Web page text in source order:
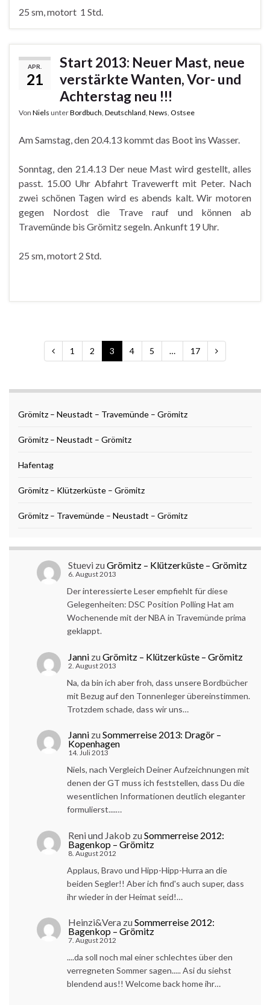
25 sm, motort 1 Std.
APR.
21
Start 2013: Neuer Mast, neue
verstärkte Wanten, Vor- und
Achterstag neu !!!
Von Niels unterBordbuch Deutschland News Ostsee
Am Samstag, den 20.4.13 kommt das Boot ins Wasser.
Sonntag, den 21.4.13 Der neue Mast wird gestellt, alles
passt. 15.00 Uhr Abfahrt Travewerft mit Peter. Nach
zwei schönen Tagen wird es abends kalt. Wir motoren
gegen Nordost die Trave rauf und können ab
Travemünde bis Grömitz segeln. Ankunft 19 Uhr.
25 sm, motort 2 Std.
1 2 3 4 5 … 17
Grömitz – Neustadt – Travemünde – Grömitz
Grömitz – Neustadt – Grömitz
Hafentag
Grömitz – Klützerküste – Grömitz
Grömitz – Travemünde – Neustadt – Grömitz
Stuevi zuGrömitz – Klützerküste – Grömitz
6. August 2013
Der interessierte Leser empfiehlt für diese
Gelegenheiten: DSC Position Polling Hat am
Wochenende mit der NBA in Travemünde prima
geklappt.
Janni zuGrömitz – Klützerküste – Grömitz
2. August 2013
Na, da bin ich aber froh, dass unsere Bordbücher
mit Bezug auf den Tonnenleger übereinstimmen.
Trotzdem schade, dass wir uns…
Janni zuSommerreise 2013: Dragör –
Kopenhagen
14. Juli 2013
Niels, nach Vergleich Deiner Aufzeichnungen mit
denen der GT muss ich feststellen, dass Du die
wesentlichen Informationen deutlich eleganter
formulierst....…
Reni und Jakob zuSommerreise 2012:
Bagenkop – Grömitz
8. August 2012
Applaus, Bravo und Hipp-Hipp-Hurra an die
beiden Segler!! Aber ich find's auch super, dass
ihr wieder in der Heimat seid!…
Heinzi&Vera zuSommerreise 2012:
Bagenkop – Grömitz
7. August 2012
....da soll noch mal einer schlechtes über den
verregneten Sommer sagen..... Asi du siehst
blendend aus!! Welcome back home ihr…